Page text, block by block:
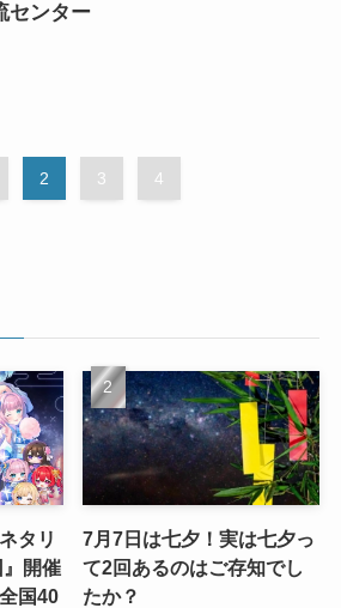
センター
2 3 4
タリ
開催
国40
7月7日は七夕！実は七夕っ
て2回あるのはご存知でし
たか？